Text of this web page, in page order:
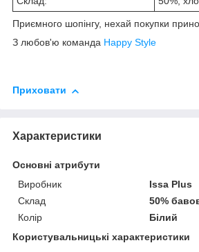
Приємного шопінгу, нехай покупки
З любов'ю команда Happy Style
Приховати
Характеристики
Основні атрибути
Виробник
Issa Plus
Склад
50%
Колір
Білий
Користувальницькі характеристики